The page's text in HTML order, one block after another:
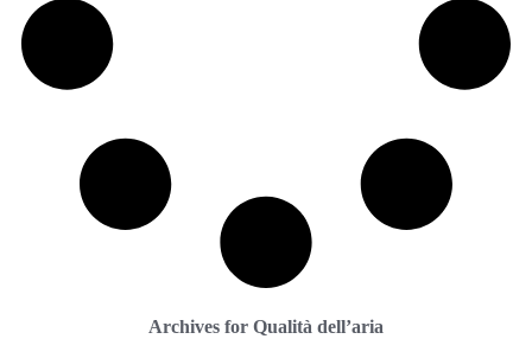
Archives for Qualità dell’aria